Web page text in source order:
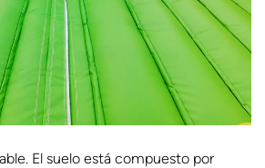
El suelo está compuesto por